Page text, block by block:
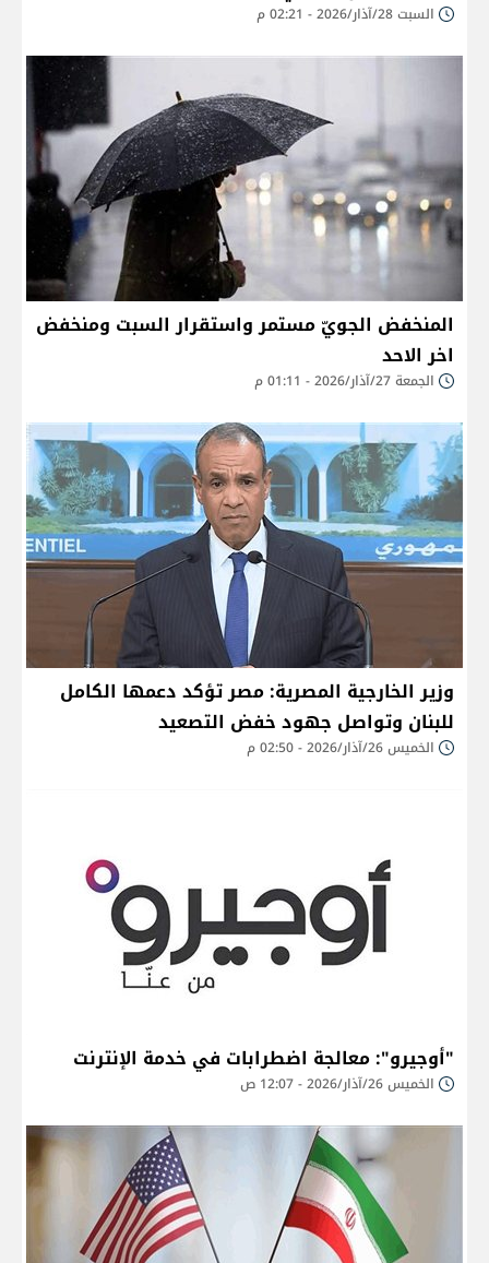
السبت 28/آذار/2026 - 02:21 م
المنخفض الجويّ مستمر واستقرار السبت ومنخفض
اخر الاحد
الجمعة 27/آذار/2026 - 01:11 م
وزير الخارجية المصرية: مصر تؤكد دعمها الكامل
للبنان وتواصل جهود خفض التصعيد
الخميس 26/آذار/2026 - 02:50 م
"أوجيرو": معالجة اضطرابات في خدمة الإنترنت
الخميس 26/آذار/2026 - 12:07 ص